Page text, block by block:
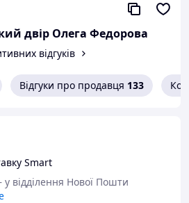
шанувальників
двір Олега Федорова
відгуків
Відгуки про продавця 133
Smart
відділення Нової Пошти